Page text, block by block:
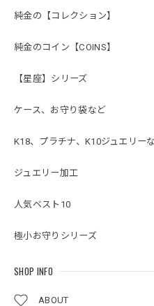
純金の【コレクション】
純金のコイン【COINS】
【星座】シリーズ
ケース、お守り袋など
K18、プラチナ、K10ジュエリー
ジュエリー加工
人気ベスト10
極小お守りシリーズ
SHOP INFO
ABOUT